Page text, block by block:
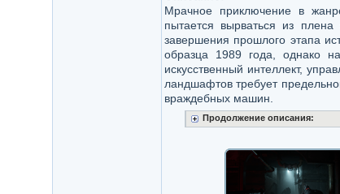
Мрачное приключение в
пытается вырваться из
завершения прошлого этапа
образца 1989 года, однако
искусственный интеллект,
ландшафтов требует
враждебных машин.
Продолжение описания: